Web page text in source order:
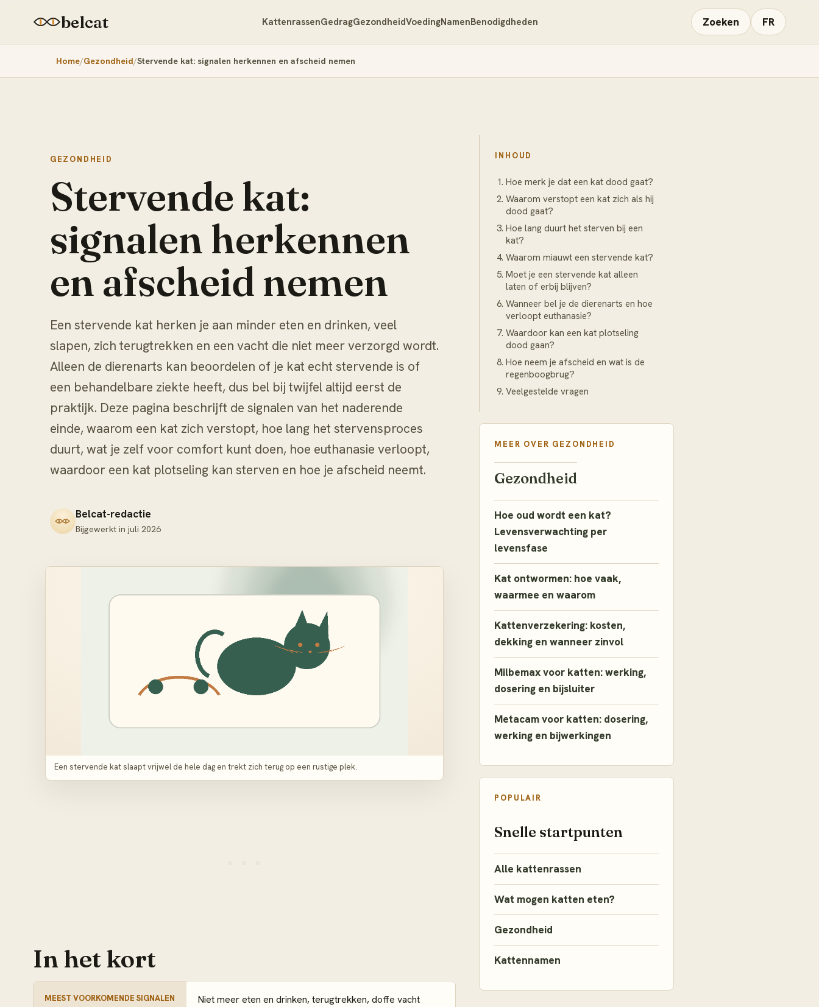
belcat KattenrassenGedragGezondheidVoedingNamenBenodigdheden Zoeken FR
Home Gezondheid Stervende kat: signalen herkennen en afscheid nemen
GEZONDHEID
Stervende kat:
signalen herkennen
en afscheid nemen
Een stervende kat herken je aan minder eten en drinken, veel
slapen, zich terugtrekken en een vacht die niet meer verzorgd wordt.
Alleen de dierenarts kan beoordelen of je kat echt stervende is of
een behandelbare ziekte heeft, dus bel bij twijfel altijd eerst de
praktijk. Deze pagina beschrijft de signalen van het naderende
einde, waarom een kat zich verstopt, hoe lang het stervensproces
duurt, wat je zelf voor comfort kunt doen, hoe euthanasie verloopt,
waardoor een kat plotseling kan sterven en hoe je afscheid neemt.
Belcat-redactie
Bijgewerkt in juli 2026
Een stervende kat slaapt vrijwel de hele dag en trekt zich terug op een rustige plek.
In het kort
MEEST VOORKOMENDE SIGNALEN Niet meer eten en drinken, terugtrekken, doffe vacht
INHOUD
Hoe merk je dat een kat dood gaat?
Waarom verstopt een kat zich als hij
dood gaat?
Hoe lang duurt het sterven bij een
kat?
Waarom miauwt een stervende kat?
Moet je een stervende kat alleen
laten of erbij blijven?
Wanneer bel je de dierenarts en hoe
verloopt euthanasie?
Waardoor kan een kat plotseling
dood gaan?
Hoe neem je afscheid en wat is de
regenboogbrug?
Veelgestelde vragen
MEER OVER GEZONDHEID
Gezondheid
Hoe oud wordt een kat?
Levensverwachting per
levensfase
Kat ontwormen: hoe vaak,
waarmee en waarom
Kattenverzekering: kosten,
dekking en wanneer zinvol
Milbemax voor katten: werking,
dosering en bijsluiter
Metacam voor katten: dosering,
werking en bijwerkingen
POPULAIR
Snelle startpunten
Alle kattenrassen
Wat mogen katten eten?
Gezondheid
Kattennamen